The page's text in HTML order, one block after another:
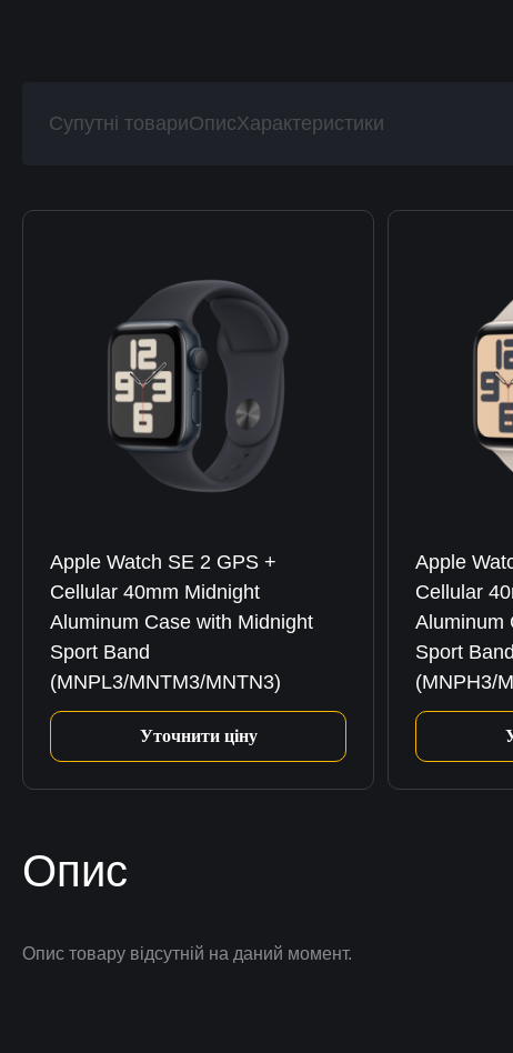
Супутні товариОписХарактеристики
Apple Watch SE 2 GPS +
Cellular 40mm Midnight
Aluminum Case with Midnight
Sport Band
(MNPL3/MNTM3/MNTN3)
Уточнити ціну
Apple
Cellular
Aluminum
Sport Band
(MNPH3/
Опис
Опис товару відсутній на даний момент.